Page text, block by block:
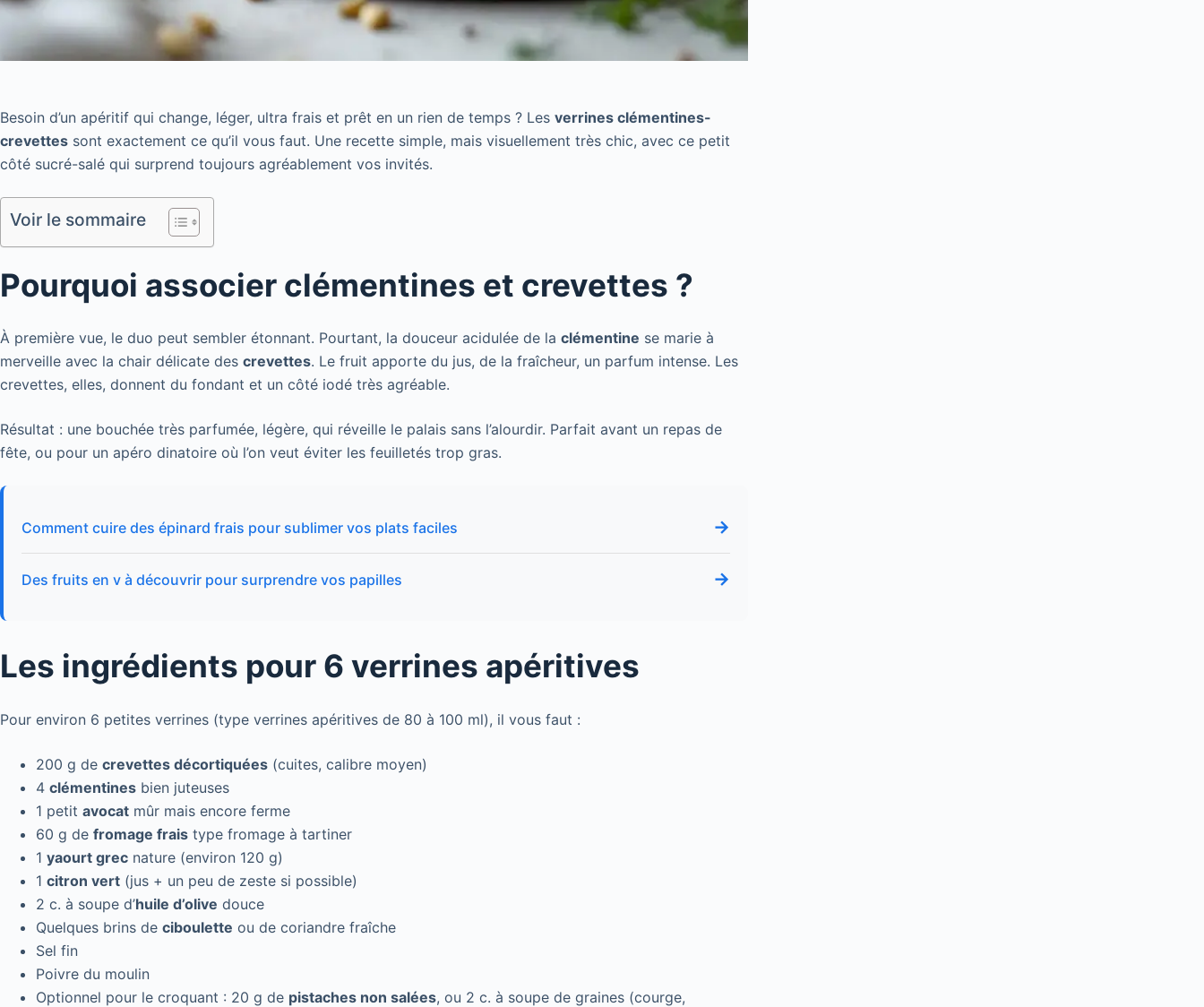
Besoin d’un apéritif qui change, léger, ultra frais et prêt en un rien de temps ? Les verrines clémentines-
crevettes sont exactement ce qu’il vous faut. Une recette simple, mais visuellement très chic, avec ce petit
côté sucré-salé qui surprend toujours agréablement vos invités.
Voir le sommaire
Pourquoi associer clémentines et crevettes ?
À première vue, le duo peut sembler étonnant. Pourtant, la douceur acidulée de la clémentine se marie à
merveille avec la chair délicate des crevettes. Le fruit apporte du jus, de la fraîcheur, un parfum intense. Les
crevettes, elles, donnent du fondant et un côté iodé très agréable.
Résultat : une bouchée très parfumée, légère, qui réveille le palais sans l’alourdir. Parfait avant un repas de
fête, ou pour un apéro dinatoire où l’on veut éviter les feuilletés trop gras.
Comment cuire des épinard frais pour sublimer vos plats faciles →
Des fruits en v à découvrir pour surprendre vos papilles →
Les ingrédients pour 6 verrines apéritives
Pour environ 6 petites verrines (type verrines apéritives de 80 à 100 ml), il vous faut :
200 g de crevettes décortiquées (cuites, calibre moyen)
4 clémentines bien juteuses
1 petit avocat mûr mais encore ferme
60 g de fromage frais type fromage à tartiner
1 yaourt grec nature (environ 120 g)
1 citron vert (jus + un peu de zeste si possible)
2 c. à soupe d’huile d’olive douce
Quelques brins de ciboulette ou de coriandre fraîche
Sel fin
Poivre du moulin
Optionnel pour le croquant : 20 g de pistaches non salées, ou 2 c. à soupe de graines (courge,